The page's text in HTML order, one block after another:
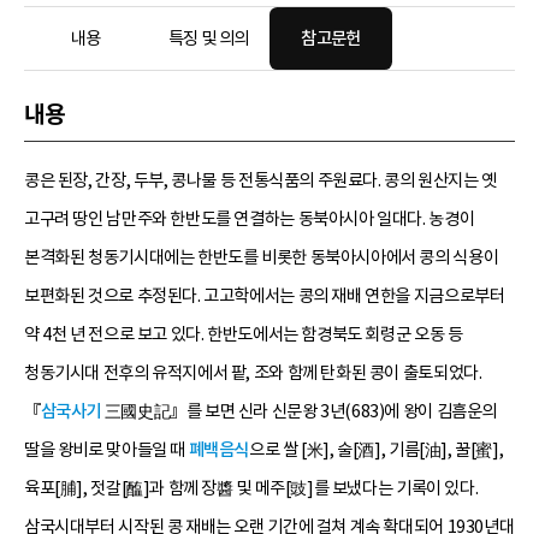
내용 특징 및 의의 참고문헌
내용
콩은 된장, 간장, 두부, 콩나물 등 전통식품의 주원료다. 콩의 원산지는 옛
고구려 땅인 남만주와 한반도를 연결하는 동북아시아 일대다. 농경이
본격화된 청동기시대에는 한반도를 비롯한 동북아시아에서 콩의 식용이
보편화된 것으로 추정된다. 고고학에서는 콩의 재배 연한을 지금으로부터
약 4천 년 전으로 보고 있다. 한반도에서는 함경북도 회령군 오동 등
청동기시대 전후의 유적지에서 팥, 조와 함께 탄화된 콩이 출토되었다.
『삼국사기 三國史記』를 보면 신라 신문왕 3년(683)에 왕이 김흠운의
딸을 왕비로 맞아들일 때 폐백음식으로 쌀 [米], 술[酒], 기름[油], 꿀[蜜],
육포[脯], 젓갈[醢]과 함께 장醬 및 메주[豉]를 보냈다는 기록이 있다.
삼국시대부터 시작된 콩 재배는 오랜 기간에 걸쳐 계속 확대되어 1930년대